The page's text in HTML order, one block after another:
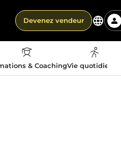
Devenez vendeur
& CoachingVie